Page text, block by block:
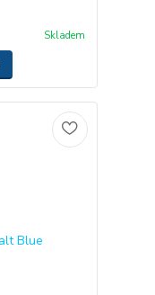
Skladem